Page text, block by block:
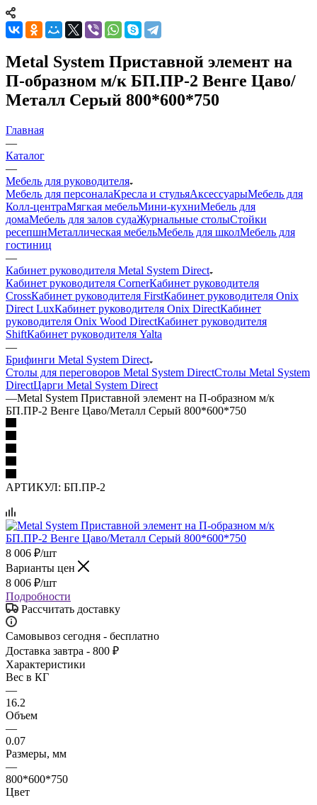
Metal System Приставной элемент на
П-образном м/к БП.ПР-2 Венге Цаво/
Металл Серый 800*600*750
Главная
—
Каталог
—
Мебель для руководителя
Мебель для персоналаКресла и стульяАксессуарыМебель для
Колл-центраМягкая мебельМини-кухниМебель для
домаМебель для залов судаЖурнальные столыСтойки
ресепшнМеталлическая мебельМебель для школМебель для
гостиниц
—
Кабинет руководителя Metal System Direct
Кабинет руководителя CornerКабинет руководителя
CrossКабинет руководителя FirstКабинет руководителя Onix
Direct LuxКабинет руководителя Onix DirectКабинет
руководителя Onix Wood DirectКабинет руководителя
ShiftКабинет руководителя Yalta
—
Брифинги Metal System Direct
Столы для переговоров Metal System DirectСтолы Metal System
DirectЦарги Metal System Direct
—Metal System Приставной элемент на П-образном м/к
БП.ПР-2 Венге Цаво/Металл Серый 800*600*750
АРТИКУЛ: БП.ПР-2
8 006 ₽/шт
Варианты цен
8 006 ₽/шт
Подробности
Рассчитать доставку
Самовывоз сегодня - бесплатно
Доставка завтра - 800 ₽
Характеристики
Вес в КГ
—
16.2
Объем
—
0.07
Размеры, мм
—
800*600*750
Цвет